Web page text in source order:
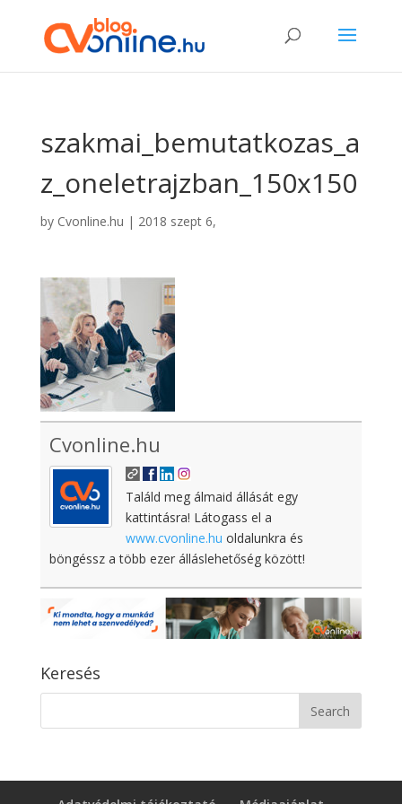
szakmai_bemutatkozas_a
z_oneletrajzban_150x150
by Cvonline.hu | 2018 szept 6,
Cvonline.hu
Találd meg álmaid állását egy
kattintásra! Látogass el a
www.cvonline.hu oldalunkra és
böngéssz a több ezer álláslehetőség között!
Keresés